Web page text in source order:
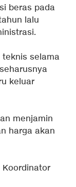
beras pada
lalu
selama
keluar
menjamin
harga akan
Koordinator